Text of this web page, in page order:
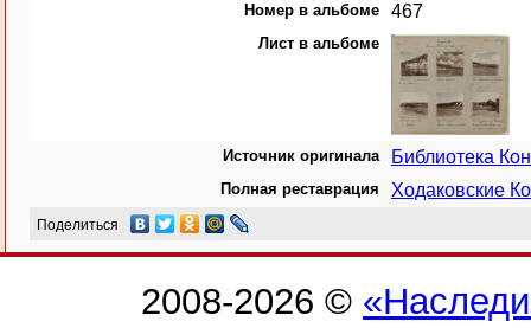
Номер в альбоме 467
Лист в альбоме
Источник оригинала Библиотека
Полная реставрация Ходаковские
Поделиться
2008-2026 ©